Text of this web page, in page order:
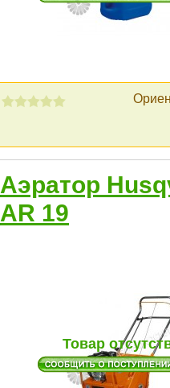
Аэратор
AR 19
Товар